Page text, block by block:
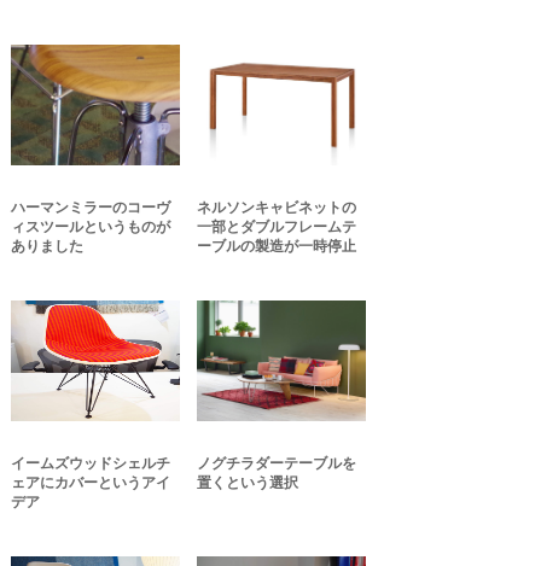
ハーマンミラーのコーヴ
ィスツールというものが
ありました
ネルソンキャビネットの
一部とダブルフレームテ
ーブルの製造が一時停止
イームズウッドシェルチ
ェアにカバーというアイ
デア
ノグチラダーテーブルを
置くという選択